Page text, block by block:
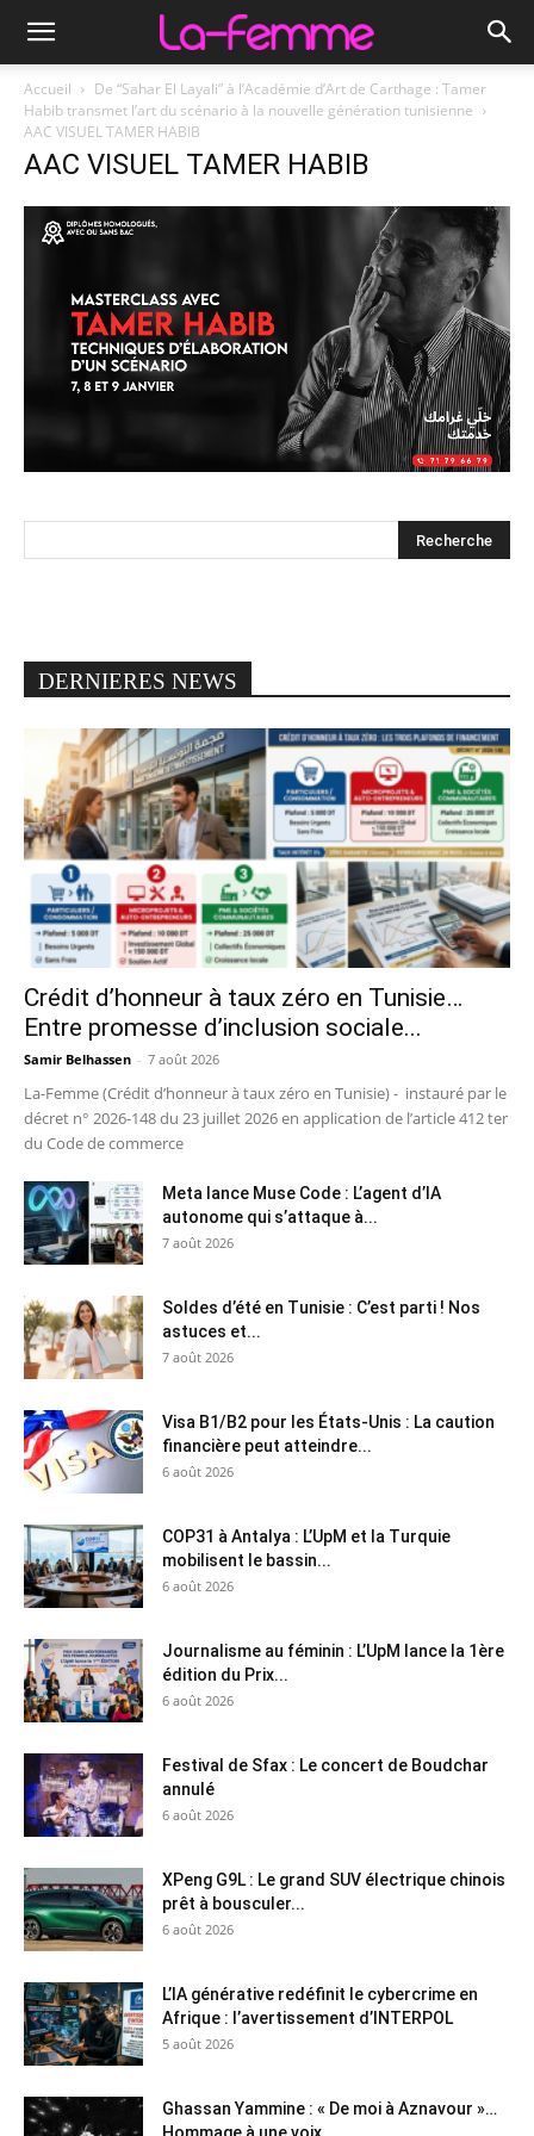
Accueil
De “Sahar El Layali” à l’Académie d’Art de Carthage : Tamer
Habib transmet l’art du scénario à la nouvelle génération tunisienne
AAC VISUEL TAMER HABIB
AAC VISUEL TAMER HABIB
DERNIERES NEWS
Crédit d’honneur à taux zéro en Tunisie…
Entre promesse d’inclusion sociale...
Samir Belhassen - 7 août 2026
La-Femme (Crédit d’honneur à taux zéro en Tunisie) - instauré par le
décret n° 2026-148 du 23 juillet 2026 en application de l’article 412 ter
du Code de commerce
Meta lance Muse Code : L’agent d’IA
autonome qui s’attaque à...
7 août 2026
Soldes d’été en Tunisie : C’est parti ! Nos
astuces et...
7 août 2026
Visa B1/B2 pour les États-Unis : La caution
financière peut atteindre...
6 août 2026
COP31 à Antalya : L’UpM et la Turquie
mobilisent le bassin...
6 août 2026
Journalisme au féminin : L’UpM lance la 1ère
édition du Prix...
6 août 2026
Festival de Sfax : Le concert de Boudchar
annulé
6 août 2026
XPeng G9L : Le grand SUV électrique chinois
prêt à bousculer...
6 août 2026
L’IA générative redéfinit le cybercrime en
Afrique : l’avertissement d’INTERPOL
5 août 2026
Ghassan Yammine : « De moi à Aznavour »…